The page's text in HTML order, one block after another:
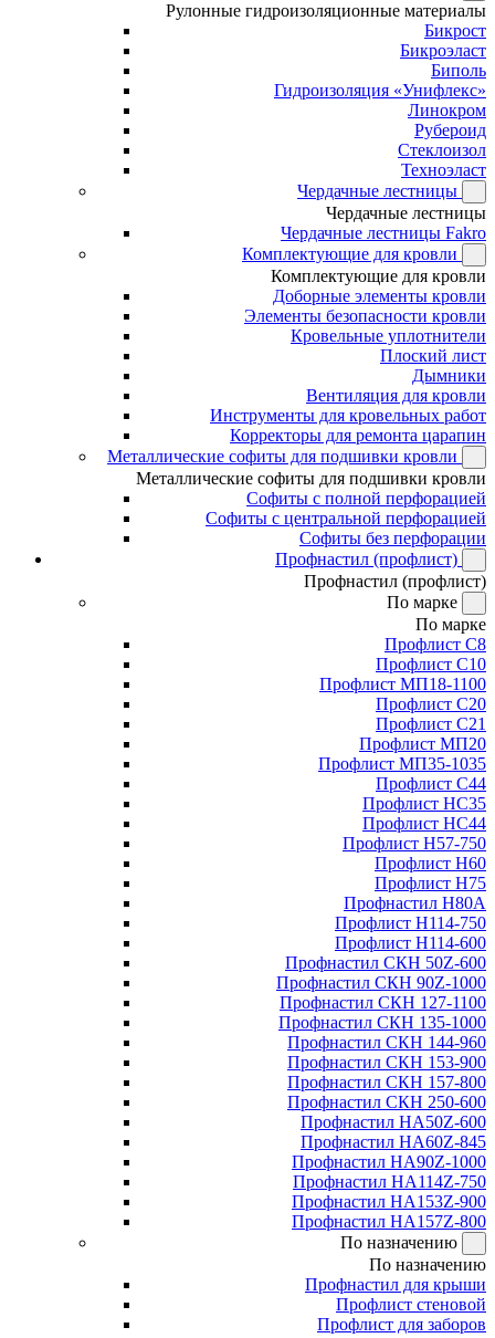
Рулонные гидроизоляционные материалы
Бикрост
Бикроэласт
Биполь
Гидроизоляция «Унифлекс»
Линокром
Рубероид
Стеклоизол
Техноэласт
Чердачные лестницы
Чердачные лестницы
Чердачные лестницы Fakro
Комплектующие для кровли
Комплектующие для кровли
Доборные элементы кровли
Элементы безопасности кровли
Кровельные уплотнители
Плоский лист
Дымники
Вентиляция для кровли
Инструменты для кровельных работ
Корректоры для ремонта царапин
Металлические софиты для подшивки кровли
Металлические софиты для подшивки кровли
Софиты с полной перфорацией
Софиты с центральной перфорацией
Софиты без перфорации
Профнастил (профлист)
Профнастил (профлист)
По марке
По марке
Профлист С8
Профлист С10
Профлист МП18-1100
Профлист С20
Профлист С21
Профлист МП20
Профлист МП35-1035
Профлист С44
Профлист НС35
Профлист НС44
Профлист Н57-750
Профлист Н60
Профлист Н75
Профнастил Н80А
Профлист Н114-750
Профлист Н114-600
Профнастил СКН 50Z-600
Профнастил СКН 90Z-1000
Профнастил СКН 127-1100
Профнастил СКН 135-1000
Профнастил СКН 144-960
Профнастил СКН 153-900
Профнастил СКН 157-800
Профнастил СКН 250-600
Профнастил НА50Z-600
Профнастил НА60Z-845
Профнастил НА90Z-1000
Профнастил НА114Z-750
Профнастил НА153Z-900
Профнастил НА157Z-800
По назначению
По назначению
Профнастил для крыши
Профлист стеновой
Профлист для заборов